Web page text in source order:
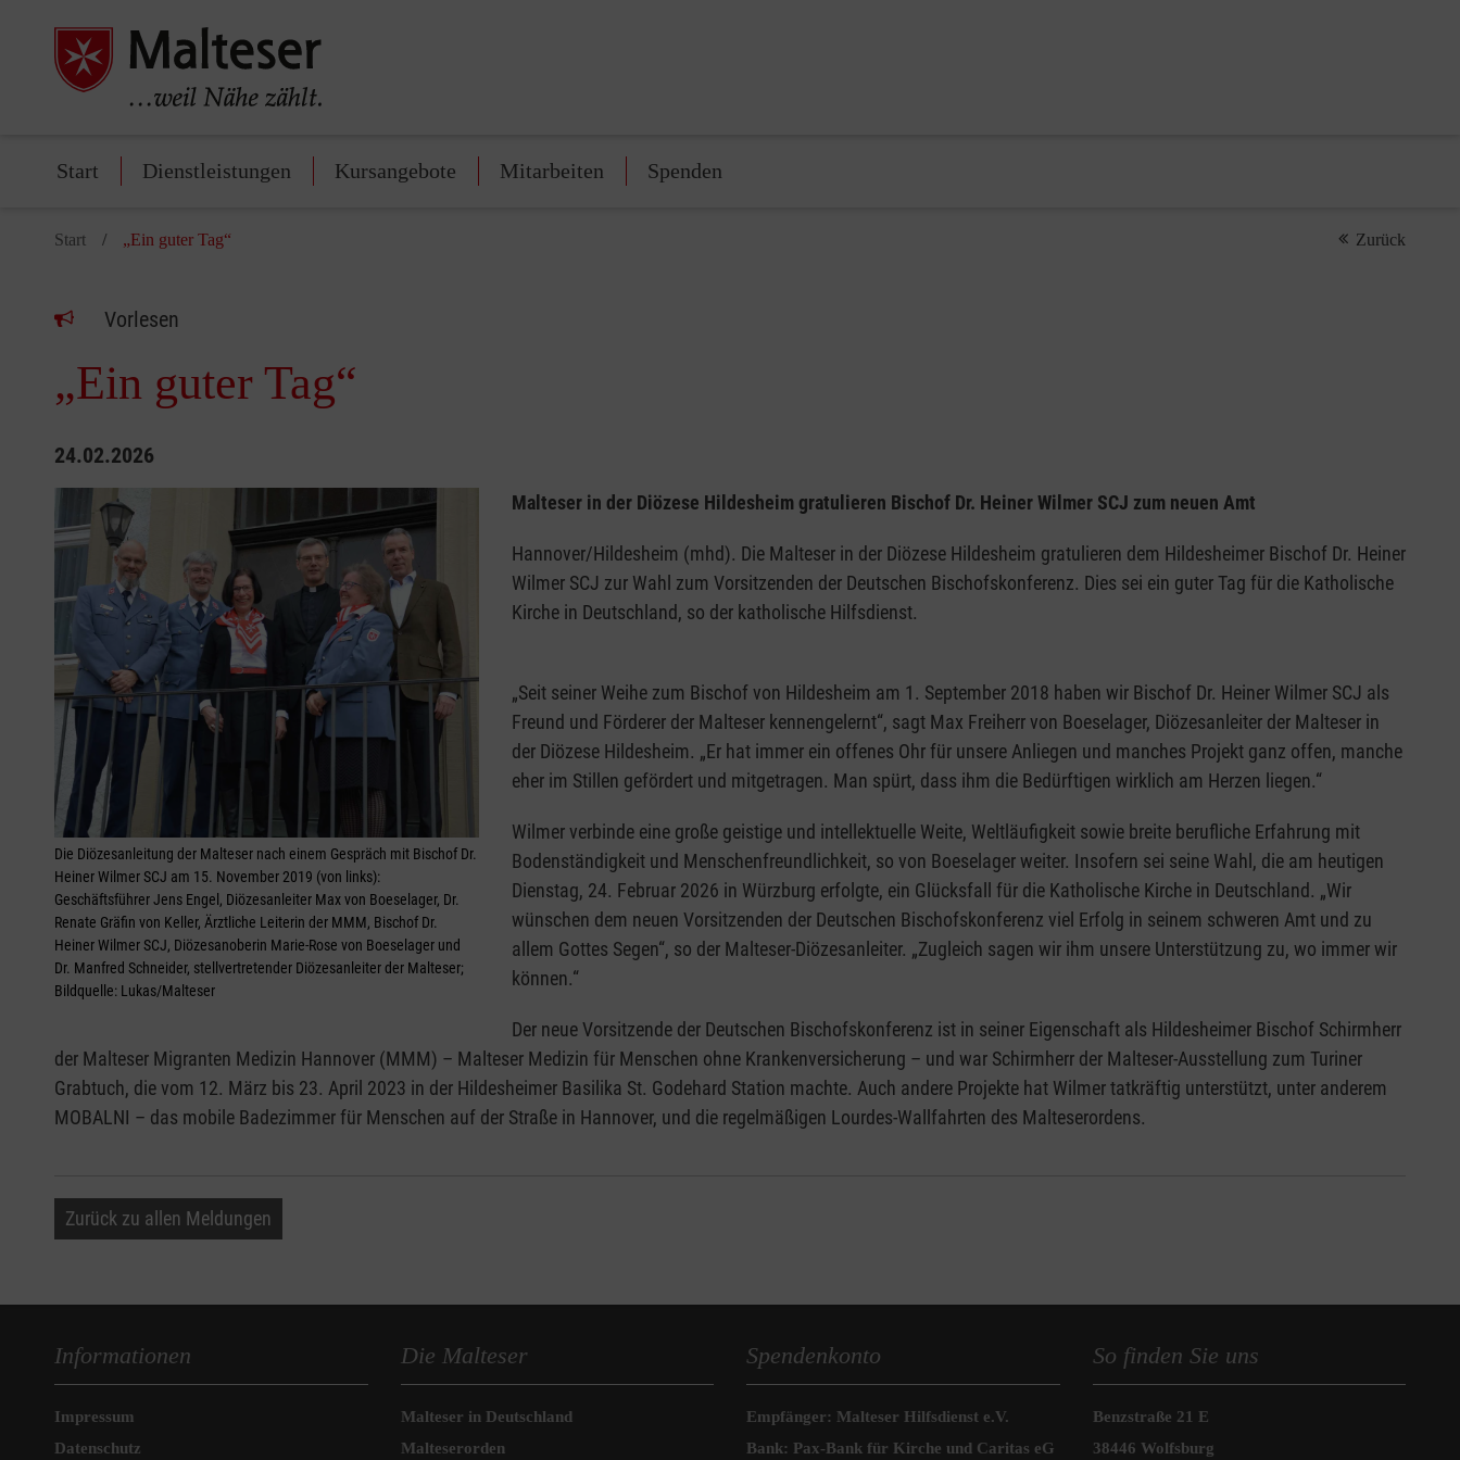
Start Dienstleistungen Kursangebote Mitarbeiten Spenden
Start „Ein guter Tag“ Zurück
Vorlesen
„Ein guter Tag“
24.02.2026
Die Diözesanleitung der Malteser nach einem Gespräch mit Bischof Dr.
Heiner Wilmer SCJ am 15. November 2019 (von links):
Geschäftsführer Jens Engel, Diözesanleiter Max von Boeselager, Dr.
Renate Gräfin von Keller, Ärztliche Leiterin der MMM, Bischof Dr.
Heiner Wilmer SCJ, Diözesanoberin Marie-Rose von Boeselager und
Dr. Manfred Schneider, stellvertretender Diözesanleiter der Malteser;
Bildquelle: Lukas/Malteser
Malteser in der Diözese Hildesheim gratulieren Bischof Dr. Heiner Wilmer SCJ zum neuen Amt
Hannover/Hildesheim (mhd). Die Malteser in der Diözese Hildesheim gratulieren dem Hildesheimer Bischof Dr. Heiner
Wilmer SCJ zur Wahl zum Vorsitzenden der Deutschen Bischofskonferenz. Dies sei ein guter Tag für die Katholische
Kirche in Deutschland, so der katholische Hilfsdienst.
„Seit seiner Weihe zum Bischof von Hildesheim am 1. September 2018 haben wir Bischof Dr. Heiner Wilmer SCJ als
Freund und Förderer der Malteser kennengelernt“, sagt Max Freiherr von Boeselager, Diözesanleiter der Malteser in
der Diözese Hildesheim. „Er hat immer ein offenes Ohr für unsere Anliegen und manches Projekt ganz offen, manche
eher im Stillen gefördert und mitgetragen. Man spürt, dass ihm die Bedürftigen wirklich am Herzen liegen.“
Wilmer verbinde eine große geistige und intellektuelle Weite, Weltläufigkeit sowie breite berufliche Erfahrung mit
Bodenständigkeit und Menschenfreundlichkeit, so von Boeselager weiter. Insofern sei seine Wahl, die am heutigen
Dienstag, 24. Februar 2026 in Würzburg erfolgte, ein Glücksfall für die Katholische Kirche in Deutschland. „Wir
wünschen dem neuen Vorsitzenden der Deutschen Bischofskonferenz viel Erfolg in seinem schweren Amt und zu
allem Gottes Segen“, so der Malteser-Diözesanleiter. „Zugleich sagen wir ihm unsere Unterstützung zu, wo immer wir
können.“
Der neue Vorsitzende der Deutschen Bischofskonferenz ist in seiner Eigenschaft als Hildesheimer Bischof Schirmherr
der Malteser Migranten Medizin Hannover (MMM) – Malteser Medizin für Menschen ohne Krankenversicherung – und war Schirmherr der Malteser-Ausstellung zum Turiner
Grabtuch, die vom 12. März bis 23. April 2023 in der Hildesheimer Basilika St. Godehard Station machte. Auch andere Projekte hat Wilmer tatkräftig unterstützt, unter anderem
MOBALNI – das mobile Badezimmer für Menschen auf der Straße in Hannover, und die regelmäßigen Lourdes-Wallfahrten des Malteserordens.
Zurück zu allen Meldungen
Informationen
Impressum
Datenschutz
Die Malteser
Malteser in Deutschland
Malteserorden
Spendenkonto
Empfänger: Malteser Hilfsdienst e.V.
Bank: Pax-Bank für Kirche und Caritas eG
So finden Sie uns
Benzstraße 21 E
38446 Wolfsburg